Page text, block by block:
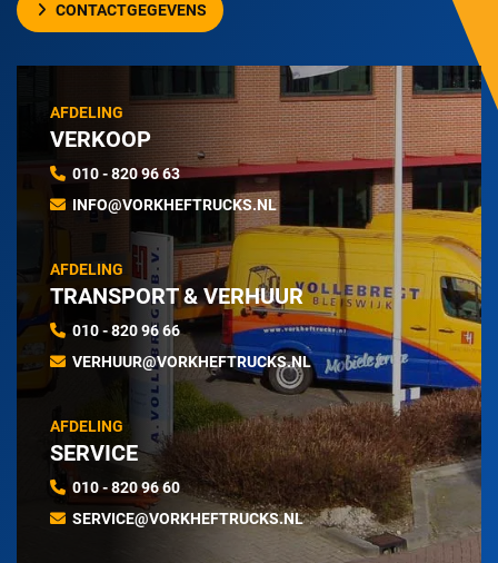
CONTACTGEGEVENS
AFDELING
VERKOOP
010 - 820 96 63
INFO@VORKHEFTRUCKS.NL
AFDELING
TRANSPORT & VERHUUR
010 - 820 96 66
VERHUUR@VORKHEFTRUCKS.NL
AFDELING
SERVICE
010 - 820 96 60
SERVICE@VORKHEFTRUCKS.NL